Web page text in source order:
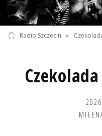
Radio Szczecin »